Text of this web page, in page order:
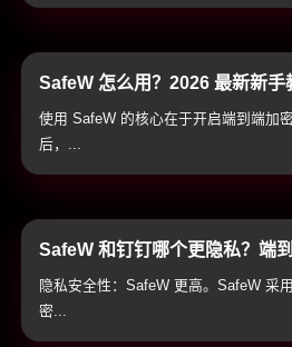
SafeW 怎么用？2026 最新新手
置加密通讯与防泄密防护
使用 SafeW 的核心在于开启端到端加
后，...
SafeW 和钉钉哪个更隐私？端
通讯隐私全方位横评
隐私安全性：SafeW 更高。SafeW 采
密...